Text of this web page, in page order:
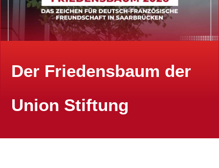
Der Friedensbaum der
Union Stiftung